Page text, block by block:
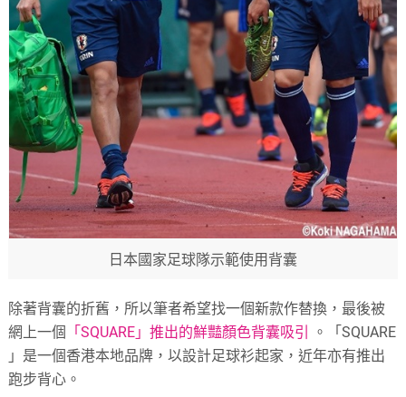
日本國家足球隊示範使用背囊
除著背囊的折舊，所以筆者希望找一個新款作替換，最後被
網上一個
「SQUARE」推出的鮮豔顏色背囊吸引
。「SQUARE
」是一個香港本地品牌，以設計足球衫起家，近年亦有推出
跑步背心。